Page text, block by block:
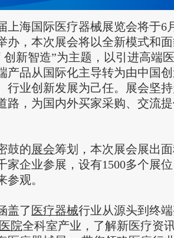
海国际医疗器械展览会将于6
办，本次展会将以全新模式和
创新智造”为主题，以引进高端
产品从国际化主导转为由中国
行业创新发展为己任。展会坚
路，为国内外买家采购、交流
的展会筹划，本次展会展出
家企业参展，设有1500多个展
参观。
了 医疗器械行业从源头到终
医院全科室产业，了解新医疗资